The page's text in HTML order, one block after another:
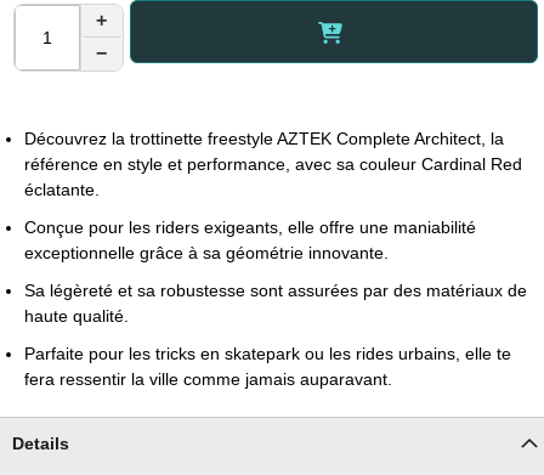
+
−
Découvrez la trottinette freestyle AZTEK Complete Architect, la
référence en style et performance, avec sa couleur Cardinal Red
éclatante.
Conçue pour les riders exigeants, elle offre une maniabilité
exceptionnelle grâce à sa géométrie innovante.
Sa légèreté et sa robustesse sont assurées par des matériaux de
haute qualité.
Parfaite pour les tricks en skatepark ou les rides urbains, elle te
fera ressentir la ville comme jamais auparavant.
Details